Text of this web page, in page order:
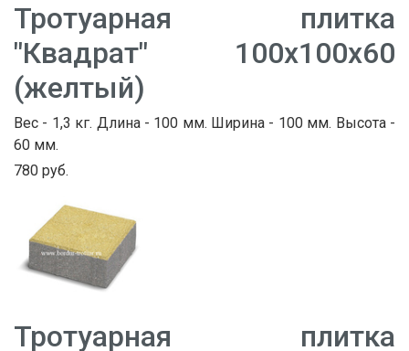
Тротуарная плитка
"Квадрат" 100х100х60
(желтый)
Вес - 1,3 кг. Длина - 100 мм. Ширина - 100 мм. Высота -
60 мм.
780 руб.
Тротуарная плитка